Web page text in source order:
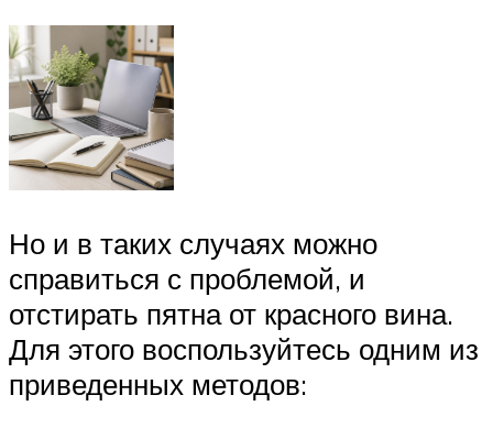
Но и в таких случаях можно
справиться с проблемой, и
отстирать пятна от красного вина.
Для этого воспользуйтесь одним из
приведенных методов: